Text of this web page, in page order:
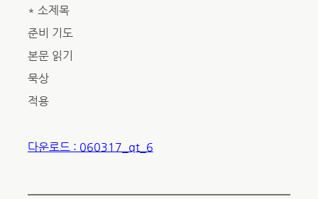
* 소제목
준비 기도
본문 읽기
묵상
적용
다운로드 : 060317_qt_6